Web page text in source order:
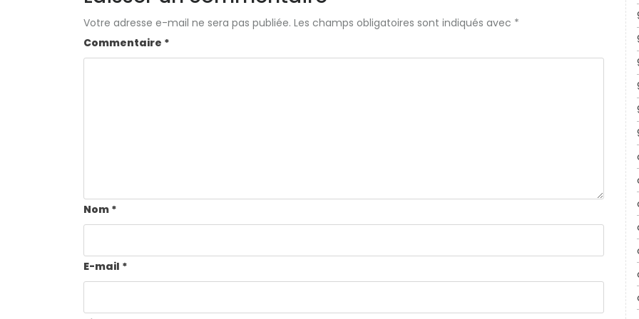
Votre adresse e-mail ne sera pas publiée. Les champs obligatoires sont indiqués avec *
Commentaire *
Nom *
E-mail *